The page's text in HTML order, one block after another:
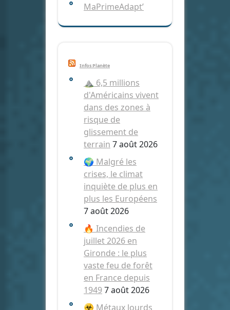
MaPrimeAdapt’
Infos Planète
⛰️ 6,5 millions
d'Américains vivent
dans des zones à
risque de
glissement de
terrain 7 août 2026
🌍 Malgré les
crises, le climat
inquiète de plus en
plus les Européens
7 août 2026
🔥 Incendies de
juillet 2026 en
Gironde : le plus
vaste feu de forêt
en France depuis
19497 août 2026
☣️ Métaux lourds